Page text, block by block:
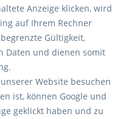
Anzeige klicken, wird
auf Ihrem Rechner
Gültigkeit,
Daten und dienen somit
Website besuchen
ist, können Google und
geklickt haben und zu